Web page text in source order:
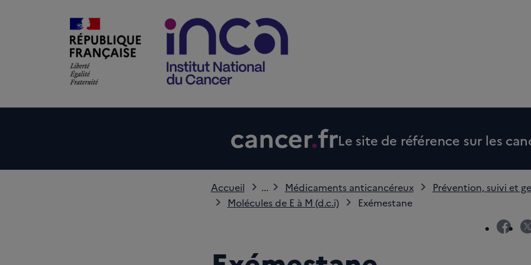
Le site de référence sur les
Accueil ... Médicaments anticancéreux
Prévention, suivi et
Molécules de E à M (d.c.i)
Exémestane